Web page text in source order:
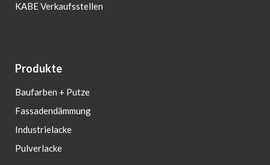
KABE Verkaufsstellen
Produkte
Baufarben + Putze
Fassadendämmung
Industrielacke
Pulverlacke